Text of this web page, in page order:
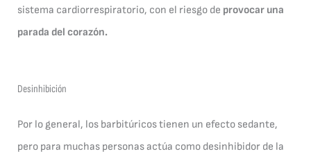
sistema cardiorrespiratorio, con el riesgo de provocar una
parada del corazón.
Desinhibición
Por lo general, los barbitúricos tienen un efecto sedante,
pero para muchas personas actúa como desinhibidor de la